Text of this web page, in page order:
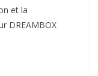
et la
DREAMBOX